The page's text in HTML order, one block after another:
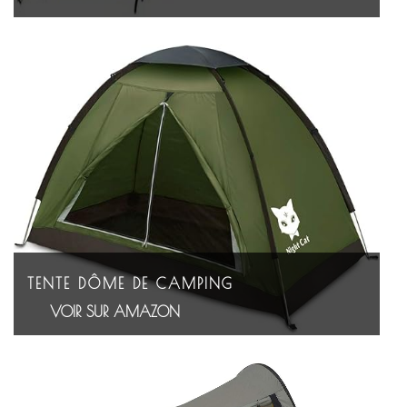
TENTE DÔME DE CAMPING
VOIR SUR AMAZON